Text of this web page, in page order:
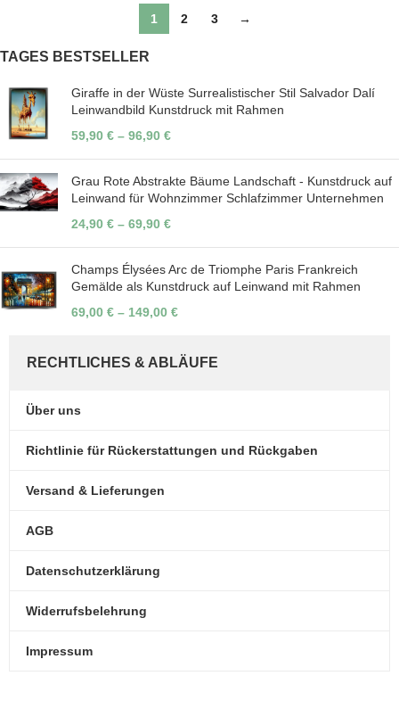
1 2 3 →
TAGES BESTSELLER
Giraffe in der Wüste Surrealistischer Stil Salvador Dalí
Leinwandbild Kunstdruck mit Rahmen
59,90 € – 96,90 €
Grau Rote Abstrakte Bäume Landschaft - Kunstdruck auf
Leinwand für Wohnzimmer Schlafzimmer Unternehmen
24,90 € – 69,90 €
Champs Élysées Arc de Triomphe Paris Frankreich
Gemälde als Kunstdruck auf Leinwand mit Rahmen
69,00 € – 149,00 €
RECHTLICHES & ABLÄUFE
Über uns
Richtlinie für Rückerstattungen und Rückgaben
Versand & Lieferungen
AGB
Datenschutzerklärung
Widerrufsbelehrung
Impressum